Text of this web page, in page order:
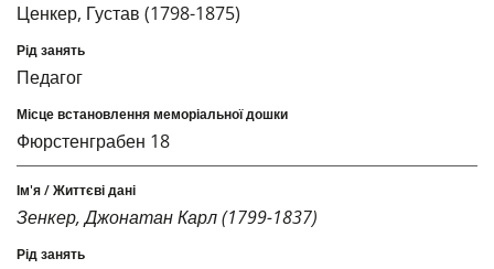
Ценкер, Густав (1798-1875)
Педагог
Фюрстенграбен 18
Зенкер, Джонатан Карл (1799-1837)